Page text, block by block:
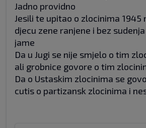
Jadno providno
Jesili te upitao o zlocinima 1945
djecu zene ranjene i bez
jame
Da u Jugi se nije smjelo o tim
ali grobnice govore o tim
Da o Ustaskim zlocinima se
cutis o partizansk zlocinima i